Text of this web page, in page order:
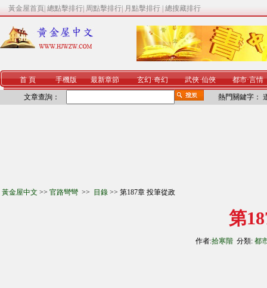
黃金屋首頁 總點擊排行 周點擊排行 月點擊排行 總搜藏排行
首 頁 手機版 最新章節 玄幻·奇幻 武俠·仙俠 都市·言情
文章查詢： 熱門關鍵字：
黃金屋中文 >> 官路彎彎 >> 目錄 >> 第187章 投筆從政
第
作者:拾寒階 分類: 都